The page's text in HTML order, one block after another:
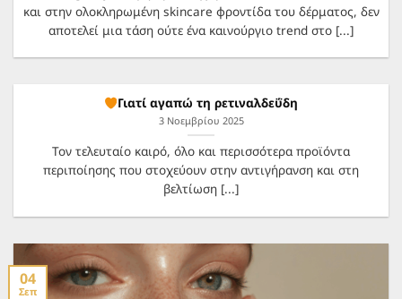
και στην ολοκληρωμένη skincare φροντίδα του δέρματος, δεν
αποτελεί μια τάση ούτε ένα καινούργιο trend στο [...]
Γιατί αγαπώ τη ρετιναλδεΰδη
3 Νοεμβρίου 2025
Τον τελευταίο καιρό, όλο και περισσότερα προϊόντα
περιποίησης που στοχεύουν στην αντιγήρανση και στη
βελτίωση [...]
04
Σεπ